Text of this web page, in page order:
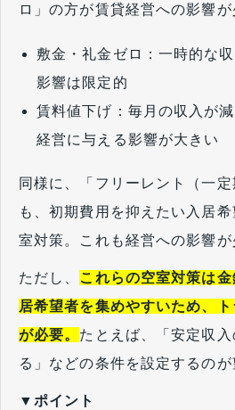
ロ」の方が賃貸経営への影響が
敷金・礼金ゼロ：一時的な
影響は限定的
賃料値下げ：毎月の収入が
経営に与える影響が大きい
同様に、「フリーレント（一定
も、初期費用を抑えたい入居
室対策。これも経営への影響が
ただし、 これらの空室対策は
居希望者を集めやすいため、
が必要。 たとえば、「安定収
る」などの条件を設定するのが
▼ポイント